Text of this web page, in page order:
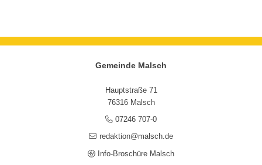
Gemeinde Malsch
Hauptstraße 71
76316 Malsch
07246 707-0
redaktion@malsch.de
Info-Broschüre Malsch